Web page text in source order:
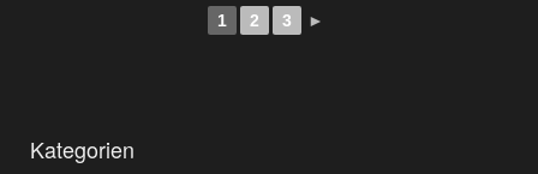
1 2 3 ►
Kategorien